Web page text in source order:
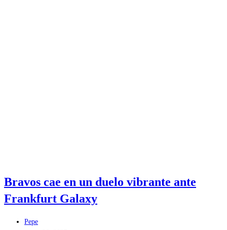
Bravos cae en un duelo vibrante ante
Frankfurt Galaxy
Pepe